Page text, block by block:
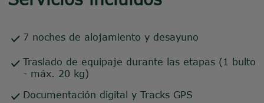
7 noches de alojamiento y desayuno
Traslado de equipaje durante las etapas (1 bulto
- máx. 20 kg)
Documentación digital y Tracks GPS